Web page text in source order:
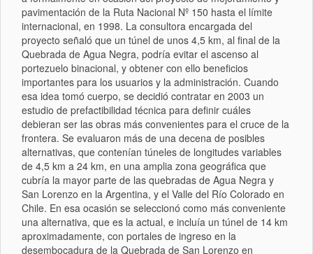
pavimentación de la Ruta Nacional Nº 150 hasta el límite
internacional, en 1998. La consultora encargada del
proyecto señaló que un túnel de unos 4,5 km, al final de la
Quebrada de Agua Negra, podría evitar el ascenso al
portezuelo binacional, y obtener con ello beneficios
importantes para los usuarios y la administración. Cuando
esa idea tomó cuerpo, se decidió contratar en 2003 un
estudio de prefactibilidad técnica para definir cuáles
debieran ser las obras más convenientes para el cruce de la
frontera. Se evaluaron más de una decena de posibles
alternativas, que contenían túneles de longitudes variables
de 4,5 km a 24 km, en una amplia zona geográfica que
cubría la mayor parte de las quebradas de Agua Negra y
San Lorenzo en la Argentina, y el Valle del Río Colorado en
Chile. En esa ocasión se seleccionó como más conveniente
una alternativa, que es la actual, e incluía un túnel de 14 km
aproximadamente, con portales de ingreso en la
desembocadura de la Quebrada de San Lorenzo en